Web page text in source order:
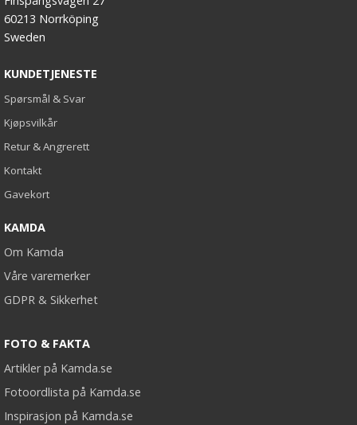
60213 Norrköping
Sweden
KUNDETJENESTE
Spørsmål & Svar
Kjøpsvilkår
Retur & Angrerett
Kontakt
Gavekort
KAMDA
Om Kamda
Våre varemerker
GDPR & Sikkerhet
FOTO & FAKTA
Artikler på Kamda.se
Fotoordlista på Kamda.se
Inspirasjon på Kamda.se